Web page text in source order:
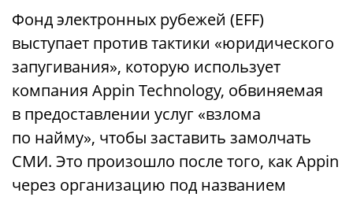
Фонд электронных рубежей (EFF)
выступает против тактики «юридического
запугивания», которую использует
компания Appin Technology, обвиняемая
в предоставлении услуг «взлома
по найму», чтобы заставить замолчать
СМИ. Это произошло после того, как Appin
через организацию под названием